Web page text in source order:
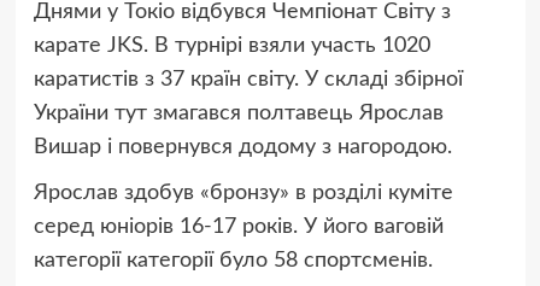
Днями у Токіо відбувся Чемпіонат Світу з
карате JKS. В турнірі взяли участь 1020
каратистів з 37 країн світу. У складі збірної
України тут змагався полтавець Ярослав
Вишар і повернувся додому з нагородою.
Ярослав здобув «бронзу» в розділі куміте
серед юніорів 16-17 років. У його ваговій
категорії категорії було 58 спортсменів.